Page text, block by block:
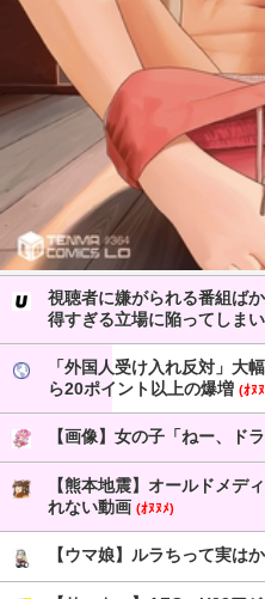
視聴者に嫌がられる番組ば
得すぎる立場に陥ってしま
「外国人受け入れ反対」
ら20ポイント以上の爆増 (ｵﾇ
【画像】女の子「ねー、ド
【熊本地震】オールドメデ
れない動画 (ｵﾇﾇﾒ)
【ウマ娘】ルラちって実は